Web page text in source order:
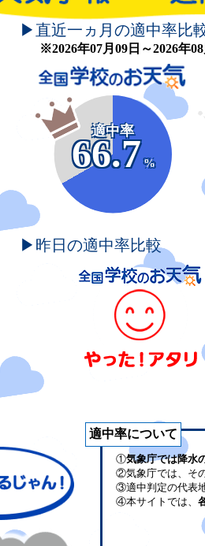
▶直近一ヵ月の適中率比
※2026年07月09日～2026年
適中率
66.7
%
▶昨日の適中率比較
適中率について
①気象庁では降水
②気象庁では、そ
③適中判定の代表
④本サイトでは、